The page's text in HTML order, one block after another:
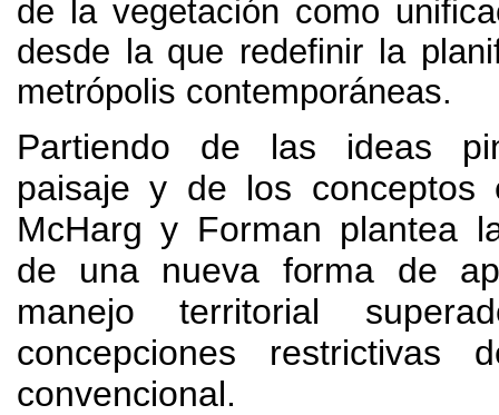
de la vegetación como
desde la que redefinir la
metrópolis contemporáneas.
Partiendo de las ideas
paisaje y de los conceptos
McHarg y Forman plantea
de una nueva forma de
manejo territorial
concepciones restrictivas
convencional.